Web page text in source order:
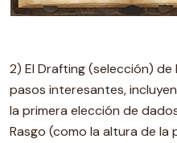
2) El Drafting (selección)
pasos interesantes,
la primera elección de
Rasgo (como la altura de la